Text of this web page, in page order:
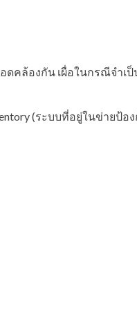
ดคล้องกัน เผื่อในกรณีจำเป็
(ระบบที่อยู่ในข่ายป้อ